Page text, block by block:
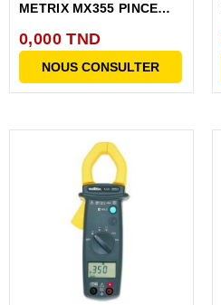
METRIX MX355 PINCE
0,000 TND
NOUS CONSULTER